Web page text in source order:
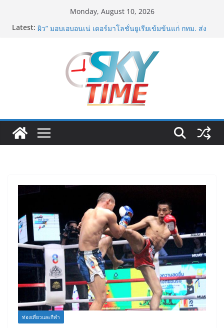
Monday, August 10, 2026
Latest: เอ-พลัสซัพพลาย เดินหน้าโครงการ “คืนความชุ่มชื้นให้กับ
ภัยทั่วทุกพื้นที่
รฟท. เปิดเวทีรับฟังความคิดเห็นประชาชน ครั้งที่ 2
โครงการรถไฟฟ้าสายสีแดงเข้ม “วงเวียนใหญ่–มหาชัย”
เดินหน้าพัฒนาโครงการบนพื้นฐานข้อเท็จจริงและการมี
“เอกนิติ” เตือนบริษัทมหาชนที่ค้างชำระค่าบริการวิชาชีพ
ต้องเปิดเผยข้อมูลทางบัญชีอย่างถูกต้อง ระวังการนำส่งงบ
การเงินต่อ ก.ล.ต. โดยไม่แสดงภาระหนี้ตามข้อเท็จจริง
อาจเข้าข่ายรายงานข้อมูลอันเป็นเท็จ
พิตบลู ศิษย์ทรายทอง กำปั้นดาวรุ่งวัย 15 ปีตัวแทน
มวยไทย SUPER CHAMP
ภารกิจตำรวจจราจรโครงการพระราชดำริ นำส่งอวัยวะ
หัวใจ ดวงที่ 184 สำเร็จลุล่วง ณ รพ.ศิริราช
ท่องเที่ยวและกีฬา